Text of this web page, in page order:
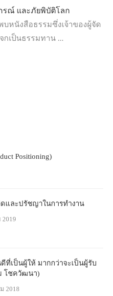
รณ์ และภัยพิบัติโลก
หนังสือธรรมซึ่งเจ้าของผู้จัด
กเป็นธรรมทาน ...
Positioning)
และปรัชญาในการทำงาน
ที่เป็นผู้ให้ มากกว่าจะเป็นผู้รับ
โชควัฒนา)
2018